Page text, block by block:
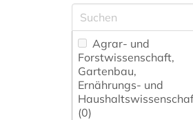
Agrar- und
Forstwissenschaft,
Gartenbau,
Ernährungs- und
(0)